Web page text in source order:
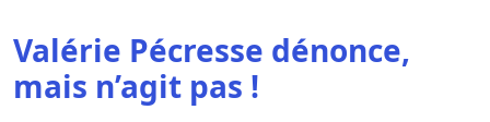
Valérie Pécresse dénonce,
mais n’agit pas !